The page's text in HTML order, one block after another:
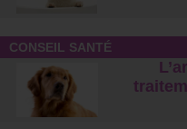
CONSEIL SANTÉ